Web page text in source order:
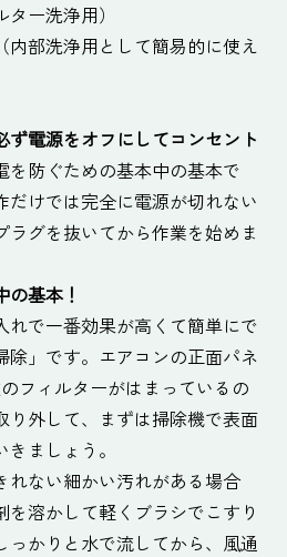
ー洗浄用）
内部洗浄用として簡易的に使え
ず電源をオフにしてコンセント
を防ぐための基本中の基本で
だけでは完全に電源が切れない
ラグを抜いてから作業を始めま
の基本！
れで一番効果が高くて簡単にで
除」です。エアコンの正面パネ
フィルターがはまっているの
り外して、まずは掃除機で表面
ましょう。
れない細かい汚れがある場合
を溶かして軽くブラシでこすり
っかりと水で流してから、風通